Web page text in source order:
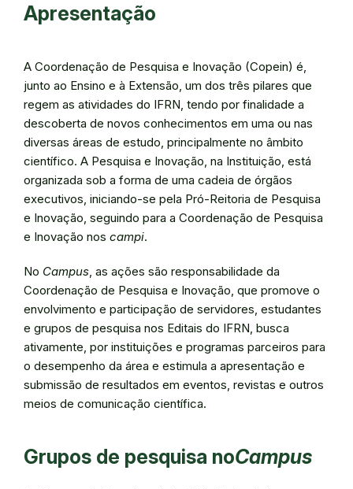
Apresentação
A Coordenação de Pesquisa e Inovação (Copein) é,
junto ao Ensino e à Extensão, um dos três pilares que
regem as atividades do IFRN, tendo por finalidade a
descoberta de novos conhecimentos em uma ou nas
diversas áreas de estudo, principalmente no âmbito
científico. A Pesquisa e Inovação, na Instituição, está
organizada sob a forma de uma cadeia de órgãos
executivos, iniciando-se pela Pró-Reitoria de Pesquisa
e Inovação, seguindo para a Coordenação de Pesquisa
e Inovação nos campi.
No Campus, as ações são responsabilidade da
Coordenação de Pesquisa e Inovação, que promove o
envolvimento e participação de servidores, estudantes
e grupos de pesquisa nos Editais do IFRN, busca
ativamente, por instituições e programas parceiros para
o desempenho da área e estimula a apresentação e
submissão de resultados em eventos, revistas e outros
meios de comunicação científica.
Grupos de pesquisa noCampus